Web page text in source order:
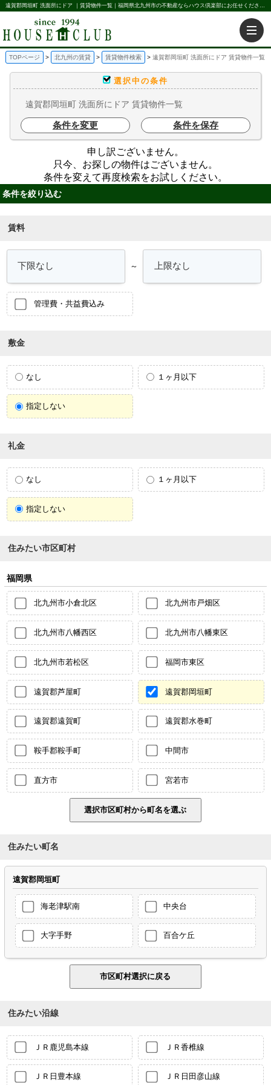
遠賀郡岡垣町 洗面所にドア ｜賃貸物件一覧｜福岡県北九州市の不動産ならハウス倶楽部にお任せください。北九州の賃貸・売買・不動産買取などを不動産に関することならなんでもお任せ。
TOPページ 北九州の賃貸 賃貸物件検索 遠賀郡岡垣町 洗面所にドア 賃貸物件一覧
選択中の条件
遠賀郡岡垣町 洗面所にドア 賃貸物件一覧
条件を変更 条件を保存
申し訳ございません。
只今、お探しの物件はございません。
条件を変えて再度検索をお試しください。
条件を絞り込む
賃料
～
管理費・共益費込み
敷金
なし １ヶ月以下
指定しない
礼金
なし １ヶ月以下
指定しない
住みたい市区町村
福岡県
北九州市小倉北区 北九州市戸畑区
北九州市八幡西区 北九州市八幡東区
北九州市若松区 福岡市東区
遠賀郡芦屋町 遠賀郡岡垣町
遠賀郡遠賀町 遠賀郡水巻町
鞍手郡鞍手町 中間市
直方市 宮若市
住みたい町名
遠賀郡岡垣町
海老津駅南 中央台
大字手野 百合ケ丘
住みたい沿線
ＪＲ鹿児島本線 ＪＲ香椎線
ＪＲ日豊本線 ＪＲ日田彦山線